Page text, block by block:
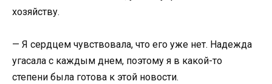
хозяйству.
— Я сердцем чувствовала, что его уже нет. Надежда
угасала с каждым днем, поэтому я в какой-то
степени была готова к этой новости.